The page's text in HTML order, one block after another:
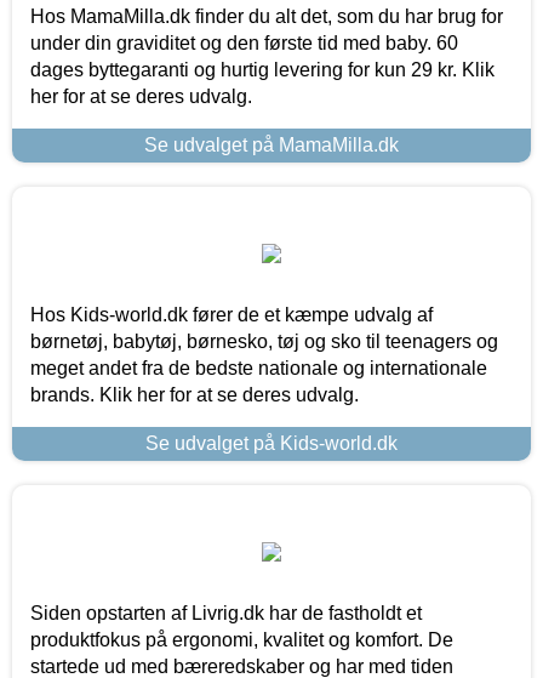
Hos MamaMilla.dk finder du alt det, som du har brug for
under din graviditet og den første tid med baby. 60
dages byttegaranti og hurtig levering for kun 29 kr. Klik
her for at se deres udvalg.
Se udvalget på MamaMilla.dk
Hos Kids-world.dk fører de et kæmpe udvalg af
børnetøj, babytøj, børnesko, tøj og sko til teenagers og
meget andet fra de bedste nationale og internationale
brands. Klik her for at se deres udvalg.
Se udvalget på Kids-world.dk
Siden opstarten af Livrig.dk har de fastholdt et
produktfokus på ergonomi, kvalitet og komfort. De
startede ud med bæreredskaber og har med tiden